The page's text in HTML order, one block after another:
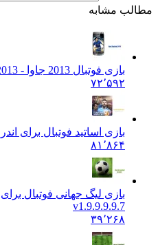
مشابه
بازی فوتبال 2013 جاوا - 2013
2013 - Real Football 2013
۷۲٬۵۹۲
بازی اساتید فوتبال برای اندروید
۸۱٬۸۶۴
بازی لیگ جهانی فوتبال برای اندروید
v1.9.9.9.9.7
۳۹٬۲۶۸